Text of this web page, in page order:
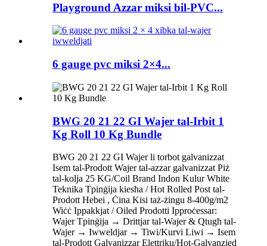
Playground Azzar miksi bil-PVC...
6 gauge pvc miksi 2×4...
BWG 20 21 22 GI Wajer tal-Irbit 1
Kg Roll 10 Kg Bundle
BWG 20 21 22 GI Wajer li torbot galvanizzat
Isem tal-Prodott Wajer tal-azzar galvanizzat Piż
tal-kolja 25 KG/Coil Brand Indon Kulur White
Teknika Tpinġija kiesħa / Hot Rolled Post tal-
Prodott Hebei , Ċina Kisi taż-żingu 8-400g/m2
Wiċċ Ippakkjat / Oiled Prodotti Ipproċessar:
Wajer Tpinġija → Drittjar tal-Wajer & Qtugħ tal-
Wajer → Iwweldjar → Tiwi/Kurvi Liwi → Isem
tal-Prodott Galvanizzar Elettriku/Hot-Galvanzied